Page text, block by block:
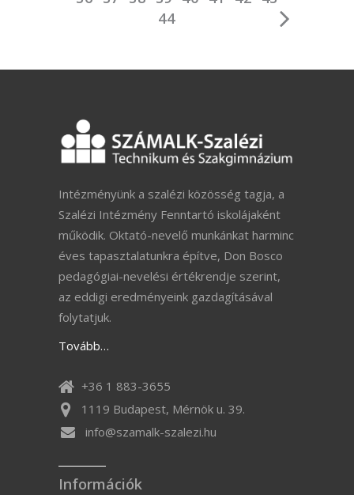
44
Intézményünk a szalézi közösség tagja, a
Szalézi Intézmény Fenntartó iskolájaként
működik. Oktató-nevelő munkánkat harminc
éves tapasztalatunkra építve, Don Bosco
pedagógiai-nevelési értékrendje szerint,
az eddigi eredményeink gazdagításával
folytatjuk.
Tovább…
+36 1 883-3655
1119 Budapest, Mérnök u. 39.
info@szamalk-szalezi.hu
Információk